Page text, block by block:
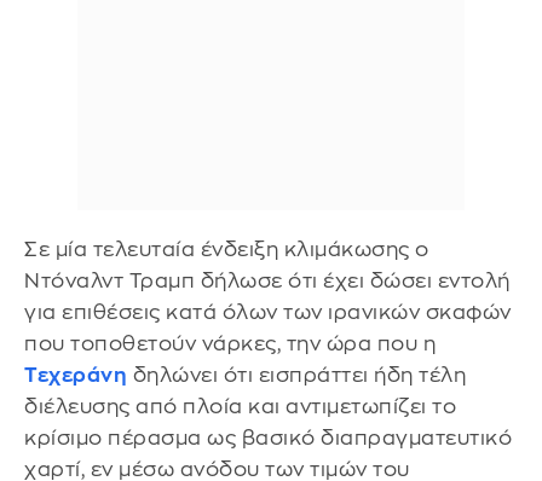
Σε μία τελευταία ένδειξη κλιμάκωσης ο
Ντόναλντ Τραμπ δήλωσε ότι έχει δώσει εντολή
για επιθέσεις κατά όλων των ιρανικών σκαφών
που τοποθετούν νάρκες, την ώρα που η
Τεχεράνη δηλώνει ότι εισπράττει ήδη τέλη
διέλευσης από πλοία και αντιμετωπίζει το
κρίσιμο πέρασμα ως βασικό διαπραγματευτικό
χαρτί, εν μέσω ανόδου των τιμών του